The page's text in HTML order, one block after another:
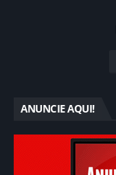
ANUNCIE AQUI!